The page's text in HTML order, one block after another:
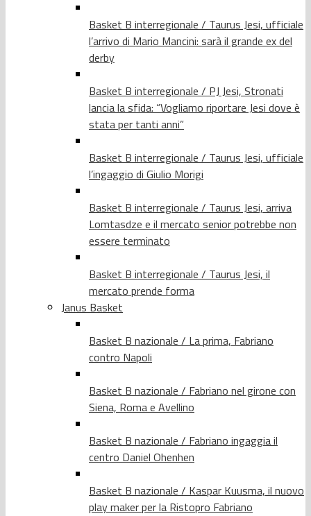
Basket B interregionale / Taurus Jesi, ufficiale
l’arrivo di Mario Mancini: sarà il grande ex del
derby
Basket B interregionale / PJ Jesi, Stronati
lancia la sfida: “Vogliamo riportare Jesi dove è
stata per tanti anni”
Basket B interregionale / Taurus Jesi, ufficiale
l’ingaggio di Giulio Morigi
Basket B interregionale / Taurus Jesi, arriva
Lomtasdze e il mercato senior potrebbe non
essere terminato
Basket B interregionale / Taurus Jesi, il
mercato prende forma
Janus Basket
Basket B nazionale / La prima, Fabriano
contro Napoli
Basket B nazionale / Fabriano nel girone con
Siena, Roma e Avellino
Basket B nazionale / Fabriano ingaggia il
centro Daniel Ohenhen
Basket B nazionale / Kaspar Kuusma, il nuovo
play maker per la Ristopro Fabriano